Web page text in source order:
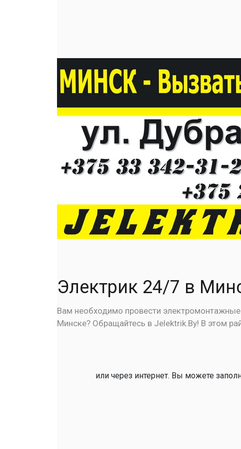
Электрик 24/7 в
Вам необходимо провести
Минске? Обращайтесь в Jelektrik.By! В этом
или через интернет. Вы можете